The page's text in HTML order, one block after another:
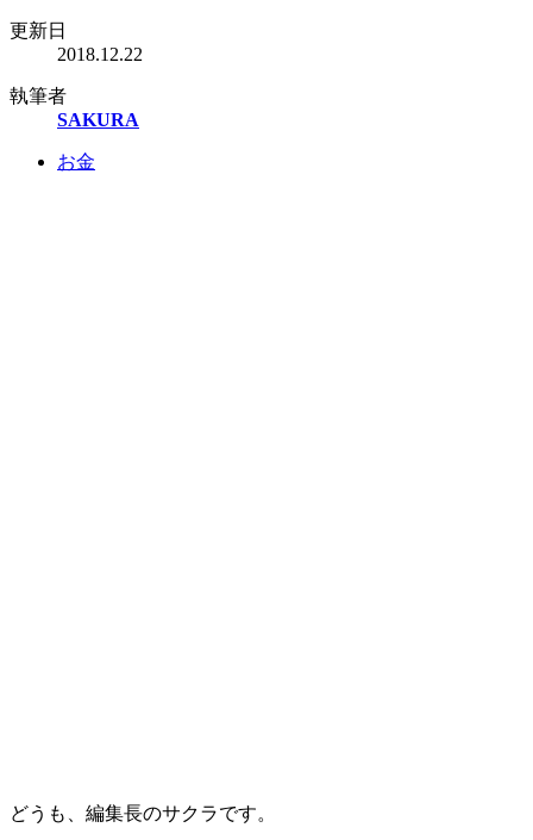
更新日
2018.12.22
執筆者
SAKURA
お金
どうも、編集長のサクラです。